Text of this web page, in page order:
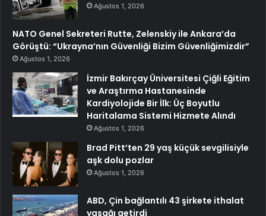
Ağustos 1, 2026
NATO Genel Sekreteri Rutte, Zelenskiy ile Ankara’da
Görüştü: “Ukrayna’nın Güvenliği Bizim Güvenliğimizdir”
Ağustos 1, 2026
İzmir Bakırçay Üniversitesi Çiğli Eğitim
ve Araştırma Hastanesinde
Kardiyolojide Bir İlk: Üç Boyutlu
Haritalama Sistemi Hizmete Alındı
Ağustos 1, 2026
Brad Pitt’ten 29 yaş küçük sevgilisiyle
aşk dolu pozlar
Ağustos 1, 2026
ABD, Çin bağlantılı 43 şirkete ithalat
yasağı getirdi